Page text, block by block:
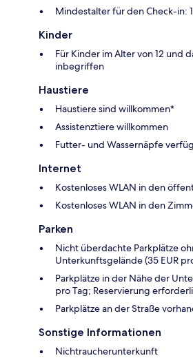
Mindestalter für den Check-in:
Kinder
Für Kinder im Alter von 12 und
inbegriffen
Haustiere
Haustiere sind willkommen*
Assistenztiere willkommen
Futter- und Wassernäpfe
Internet
Kostenloses WLAN in den
Kostenloses WLAN in den
Parken
Nicht überdachte Parkplätze
Unterkunftsgelände (35 EUR
Parkplätze in der Nähe der
pro Tag; Reservierung
Parkplätze an der Straße
Sonstige Informationen
Nichtraucherunterkunft